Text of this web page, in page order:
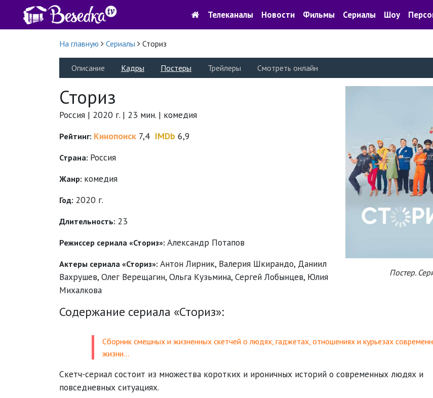
Телеканалы Новости Фильмы Сериалы Шоу
На главную Сериалы Сториз
Описание Кадры Постеры Трейлеры Смотреть онлайн
Постер.
Сториз
Россия | 2020 г. | 23 мин. | комедия
Рейтинг: Кинопоиск 7,4 IMDb 6,9
Страна: Россия
Жанр: комедия
Год: 2020 г.
Длительность: 23
Режиссер сериала «Сториз»: Александр Потапов
Актеры сериала «Сториз»: Антон Лирник, Валерия Шкирандо, Даниил
Вахрушев, Олег Верещагин, Ольга Кузьмина, Сергей Лобынцев, Юлия
Михалкова
Содержание сериала «Сториз»:
Сборник смешных и жизненных скетчей о людях, гаджетах, отношениях и курьезах
жизни…
Скетч-сериал состоит из множества коротких и ироничных историй о современных людях и
повседневных ситуациях.